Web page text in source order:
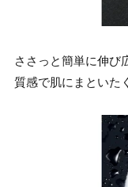
ささっと簡単に伸び
質感で肌にまといた